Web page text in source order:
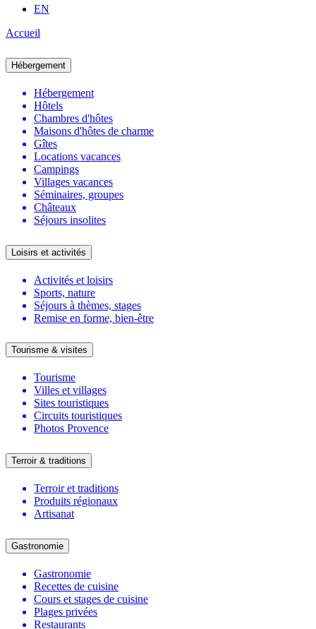
EN
Accueil
Hébergement
Hébergement
Hôtels
Chambres d'hôtes
Maisons d'hôtes de charme
Gîtes
Locations vacances
Campings
Villages vacances
Séminaires, groupes
Châteaux
Séjours insolites
Loisirs et activités
Activités et loisirs
Sports, nature
Séjours à thèmes, stages
Remise en forme, bien-être
Tourisme & visites
Tourisme
Villes et villages
Sites touristiques
Circuits touristiques
Photos Provence
Terroir & traditions
Terroir et traditions
Produits régionaux
Artisanat
Gastronomie
Gastronomie
Recettes de cuisine
Cours et stages de cuisine
Plages privées
Restaurants